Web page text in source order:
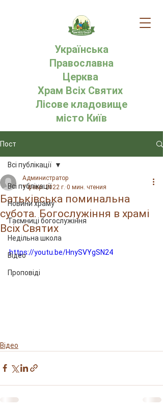
Українська
Православна
Церква
Храм Всіх Святих
Лісове кладовище
місто Київ
Пост
Всі публікації
Новини храму
Таємниці богослужіння
Недільна школа
Відео
Проповіді
Всі публікації
Батьківська поминальна
субота. Богослужіння в храмі
Всіх Святих
Администратор
1 февр. 2022 г. 0 мин. чтения
https://youtu.be/HnySVYgSN24
Відео